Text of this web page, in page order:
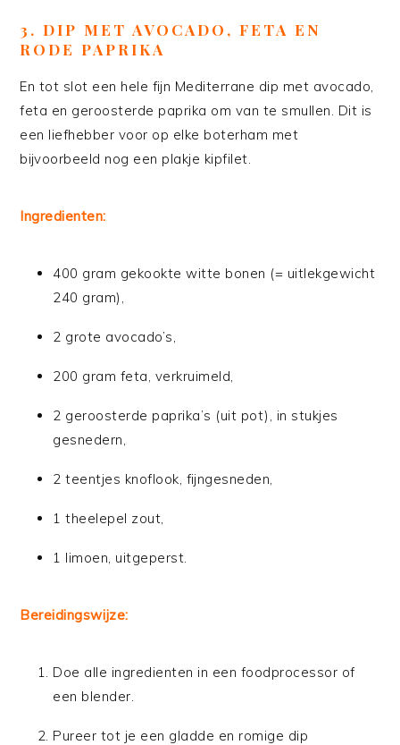
3. DIP MET AVOCADO, FETA EN
RODE PAPRIKA
En tot slot een hele fijn Mediterrane dip met avocado,
feta en geroosterde paprika om van te smullen. Dit is
een liefhebber voor op elke boterham met
bijvoorbeeld nog een plakje kipfilet.
Ingredienten:
400 gram gekookte witte bonen (= uitlekgewicht
240 gram),
2 grote avocado’s,
200 gram feta, verkruimeld,
2 geroosterde paprika’s (uit pot), in stukjes
gesnedern,
2 teentjes knoflook, fijngesneden,
1 theelepel zout,
1 limoen, uitgeperst.
Bereidingswijze:
Doe alle ingredienten in een foodprocessor of
een blender.
Pureer tot je een gladde en romige dip